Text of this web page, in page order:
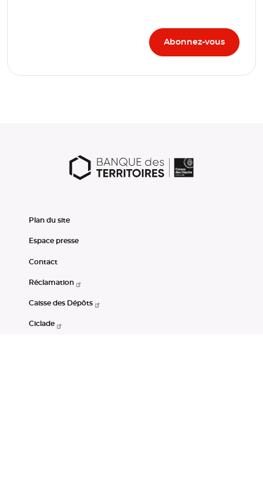
Plan du site
Espace presse
Contact
Réclamation
Caisse des Dépôts
Ciclade